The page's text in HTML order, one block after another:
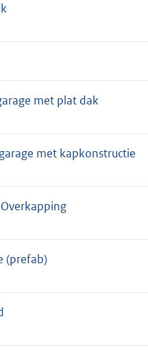
met plat dak
met kapkonstructie
(prefab)